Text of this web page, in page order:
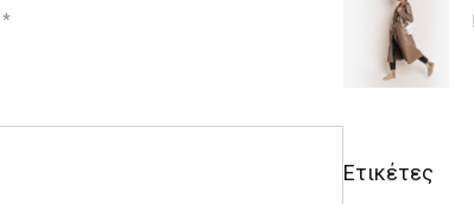
*
Ετικέτες